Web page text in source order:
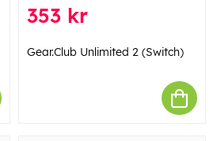
353 kr
Gear.Club Unlimited 2 (Switch)